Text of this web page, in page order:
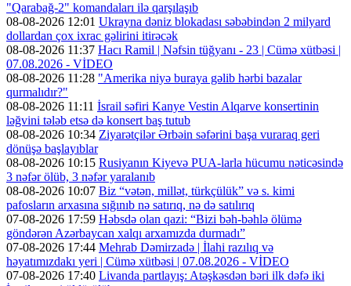
"Qarabağ-2" komandaları ilə qarşılaşıb
08-08-2026 12:01 Ukrayna dəniz blokadası səbəbindən 2 milyard
dollardan çox ixrac gəlirini itirəcək
08-08-2026 11:37 Hacı Ramil | Nəfsin tüğyanı - 23 | Cümə xütbəsi |
07.08.2026 - VİDEO
08-08-2026 11:28 "Amerika niyə buraya gəlib hərbi bazalar
qurmalıdır?"
08-08-2026 11:11 İsrail səfiri Kanye Vestin Alqarve konsertinin
ləğvini tələb etsə də konsert baş tutub
08-08-2026 10:34 Ziyarətçilər Ərbəin səfərini başa vuraraq geri
dönüşə başlayıblar
08-08-2026 10:15 Rusiyanın Kiyevə PUA-larla hücumu nəticəsində
3 nəfər ölüb, 3 nəfər yaralanıb
08-08-2026 10:07 Biz “vətən, millət, türkçülük” və s. kimi
pafosların arxasına sığınıb nə satırıq, nə də satılırıq
07-08-2026 17:59 Həbsdə olan qazi: “Bizi bəh-bəhlə ölümə
göndərən Azərbaycan xalqı arxamızda durmadı”
07-08-2026 17:44 Mehrab Dəmirzadə | İlahi razılıq və
həyatımızdakı yeri | Cümə xütbəsi | 07.08.2026 - VİDEO
07-08-2026 17:40 Livanda partlayış: Atəşkəsdən bəri ilk dəfə iki